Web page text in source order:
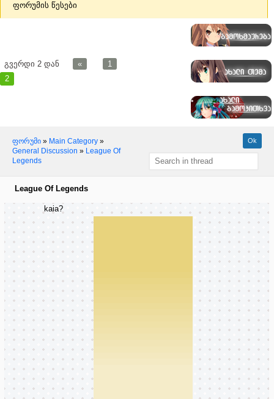
ფორუმის წესები
გვერდი 2 დან «
1
2
ფორუმი » Main Category »
General Discussion » League Of
Legends
League Of Legends
kaia?